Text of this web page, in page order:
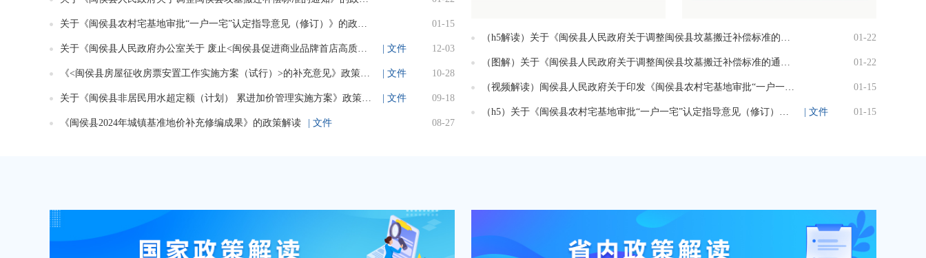
01-15
关于《闽侯县农村宅基地审批“一户一宅”认定指导意见（修订）》的政策解读
12-03
关于《闽侯县人民政府办公室关于 废止<闽侯县促进商业品牌首店高质量发展 若干措施>的决定》的政策解读 | 文件
10-28
《<闽侯县房屋征收房票安置工作实施方案（试行）>的补充意见》政策解读 | 文件
09-18
关于《闽侯县非居民用水超定额（计划） 累进加价管理实施方案》政策解读 | 文件
08-27
《闽侯县2024年城镇基准地价补充修编成果》的政策解读 | 文件
01-22
（h5解读）关于《闽侯县人民政府关于调整闽侯县坟墓搬迁补偿标准的通知》的政策解读
01-22
（图解）关于《闽侯县人民政府关于调整闽侯县坟墓搬迁补偿标准的通知》的政策解读
01-15
（视频解读）闽侯县人民政府关于印发《闽侯县农村宅基地审批“一户一宅”认定指导意见（修订）》的通知
01-15
（h5）关于《闽侯县农村宅基地审批“一户一宅”认定指导意见（修订）》的政策解读 | 文件